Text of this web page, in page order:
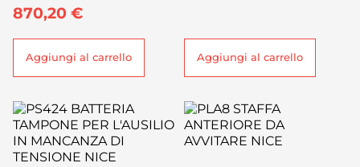
870,20 €
Aggiungi al carrello Aggiungi al carrello